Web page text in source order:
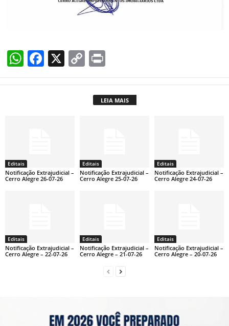
W
h
at
p
F
a
c
k
X
C
o
p
k
in
t
LEIA MAIS
Editais
Notificação Extrajudicial –
Cerro Alegre 26-07-26
Editais
Notificação Extrajudicial –
Cerro Alegre 25-07-26
Editais
Notificação Extrajudicial –
Cerro Alegre 24-07-26
Editais
Notificação Extrajudicial –
Cerro Alegre – 22-07-26
Editais
Notificação Extrajudicial –
Cerro Alegre – 21-07-26
Editais
Notificação Extrajudicial –
Cerro Alegre – 20-07-26